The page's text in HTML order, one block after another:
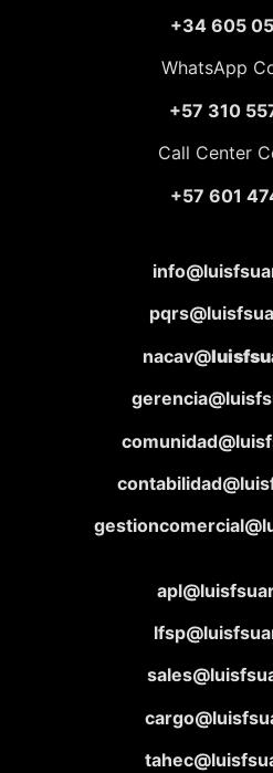
+34 605
WhatsApp
+57 310
Call Center
+57 601
nacav@